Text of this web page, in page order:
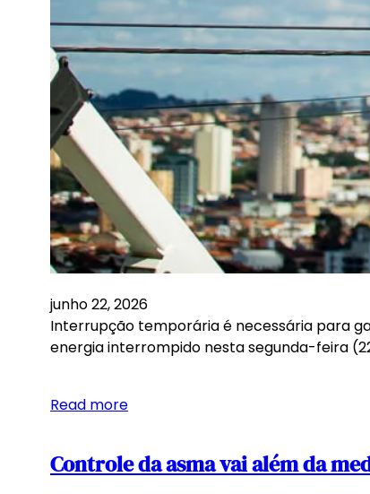
junho 22, 2026
Interrupção temporária é necessária para
energia interrompido nesta segunda-feira
Read more
Controle da asma vai além da